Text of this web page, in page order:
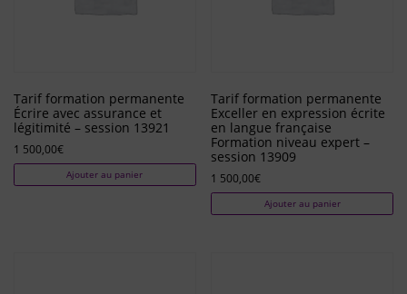
Tarif formation permanente
Écrire avec assurance et
légitimité – session 13921
1 500,00€
Ajouter au panier
Tarif formation permanente
Exceller en expression écrite
en langue française
Formation niveau expert –
session 13909
1 500,00€
Ajouter au panier